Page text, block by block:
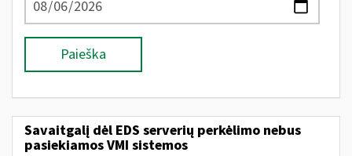
Paieška
Savaitgalį dėl EDS serverių perkėlimo nebus
pasiekiamos VMI sistemos